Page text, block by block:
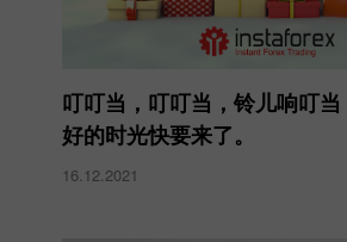
叮叮当，叮叮当，铃儿响叮
好的时光快要来了。
16.12.2021